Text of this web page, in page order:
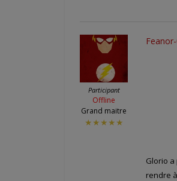
Participant
Offline
Grand maitre
★★★★★
Glorio a
rendre